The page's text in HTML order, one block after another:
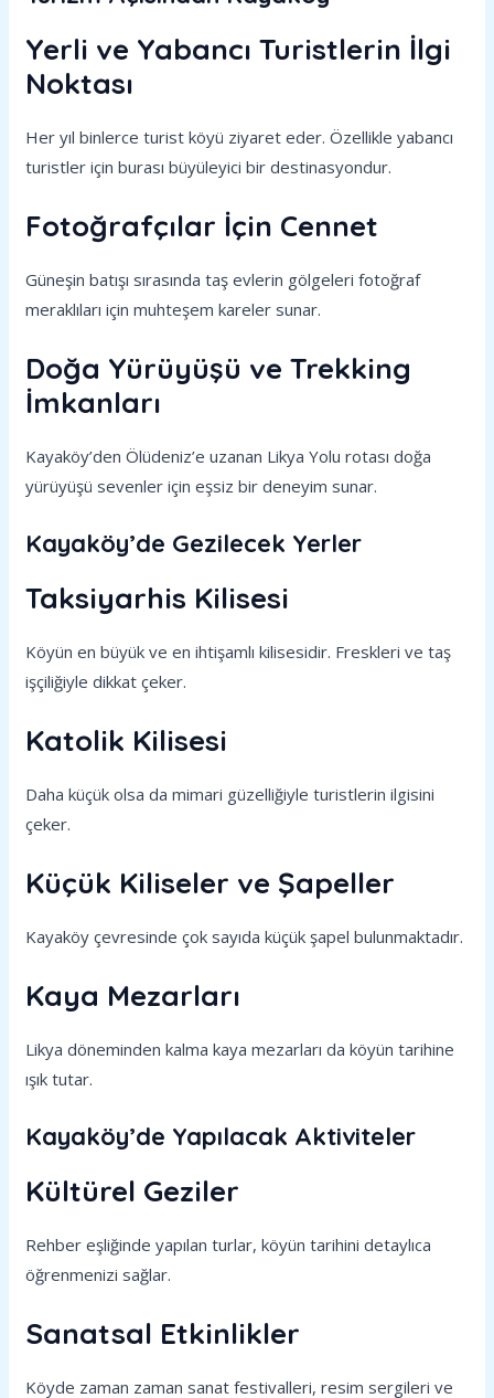
Yerli ve Yabancı Turistlerin İlgi
Noktası
Her yıl binlerce turist köyü ziyaret eder. Özellikle yabancı
turistler için burası büyüleyici bir destinasyondur.
Fotoğrafçılar İçin Cennet
Güneşin batışı sırasında taş evlerin gölgeleri fotoğraf
meraklıları için muhteşem kareler sunar.
Doğa Yürüyüşü ve Trekking
İmkanları
Kayaköy’den Ölüdeniz’e uzanan Likya Yolu rotası doğa
yürüyüşü sevenler için eşsiz bir deneyim sunar.
Kayaköy’de Gezilecek Yerler
Taksiyarhis Kilisesi
Köyün en büyük ve en ihtişamlı kilisesidir. Freskleri ve taş
işçiliğiyle dikkat çeker.
Katolik Kilisesi
Daha küçük olsa da mimari güzelliğiyle turistlerin ilgisini
çeker.
Küçük Kiliseler ve Şapeller
Kayaköy çevresinde çok sayıda küçük şapel bulunmaktadır.
Kaya Mezarları
Likya döneminden kalma kaya mezarları da köyün tarihine
ışık tutar.
Kayaköy’de Yapılacak Aktiviteler
Kültürel Geziler
Rehber eşliğinde yapılan turlar, köyün tarihini detaylıca
öğrenmenizi sağlar.
Sanatsal Etkinlikler
Köyde zaman zaman sanat festivalleri, resim sergileri ve